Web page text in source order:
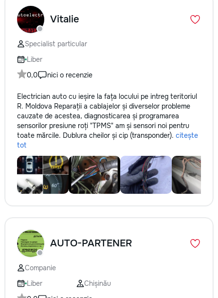
Vitalie
Specialist particular
Liber
0,0
nici o recenzie
Electrician auto cu ieșire la fața locului pe intreg teritoriul
R. Moldova Reparații a cablajelor și diverselor probleme
cauzate de acestea, diagnosticarea și programarea
sensorilor presiune roți "TPMS" am și sensori noi pentru
toate mărcile. Dublura cheilor și cip (transponder). citește
tot
AUTO-PARTENER
Companie
Liber
Chișinău